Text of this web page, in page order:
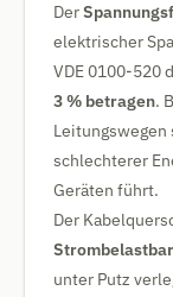
Der
elektrischer
VDE 0100-520
3 % betragen.
Leitungswegen
schlechterer
Geräten führt.
Der
unter Putz